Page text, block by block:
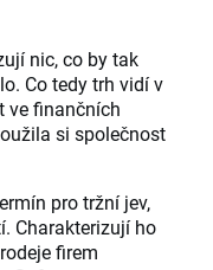
nic, co by tak
Co tedy trh vidí v
ve finančních
si společnost
pro tržní jev,
Charakterizují ho
firem